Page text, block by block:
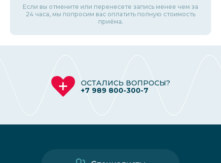
Если вы отмените или перенесете запись менее чем за
24 часа, мы попросим вас оплатить полную стоимость
приёма.
ОСТАЛИСЬ ВОПРОСЫ?
+7 989 800-300-7